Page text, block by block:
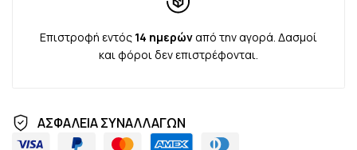
Επιστροφή εντός 14 ημερώναπό την αγορά. Δασμοί
και φόροι δεν επιστρέφονται.
ΑΣΦΑΛΕΙΑ ΣΥΝΑΛΛΑΓΩΝ